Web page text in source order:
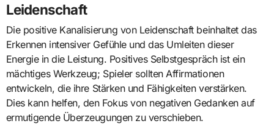
Leidenschaft
Die positive Kanalisierung von Leidenschaft beinhaltet das
Erkennen intensiver Gefühle und das Umleiten dieser
Energie in die Leistung. Positives Selbstgespräch ist ein
mächtiges Werkzeug; Spieler sollten Affirmationen
entwickeln, die ihre Stärken und Fähigkeiten verstärken.
Dies kann helfen, den Fokus von negativen Gedanken auf
ermutigende Überzeugungen zu verschieben.